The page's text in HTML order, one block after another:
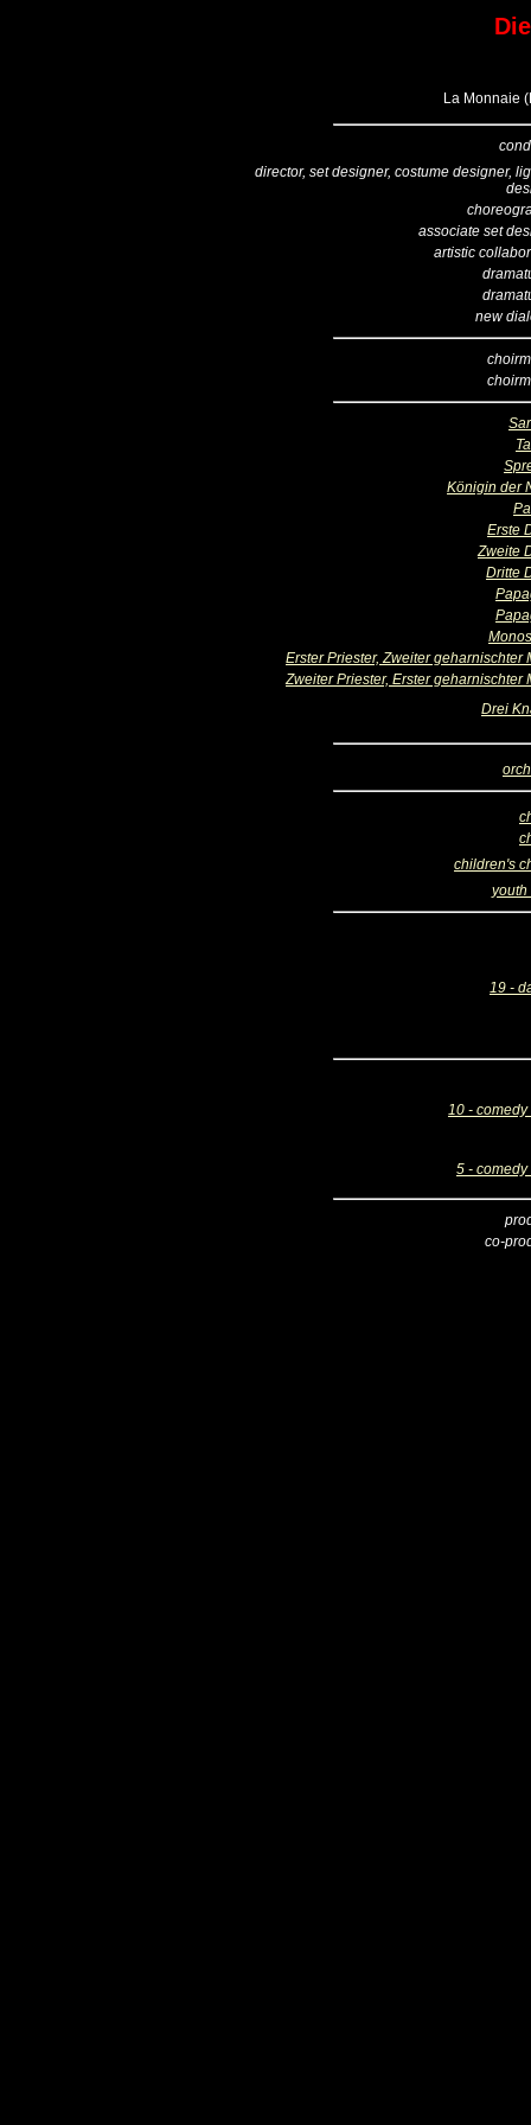
La Monnaie
director, set designer, costume designer,
associate set
artistic
new
Königin der
Erste
Zweite
Dritte
Erster Priester, Zweiter geharnischter
Zweiter Priester, Erster geharnischter
Drei
children's
youth
19 -
10 - comedy
5 - comedy
co-